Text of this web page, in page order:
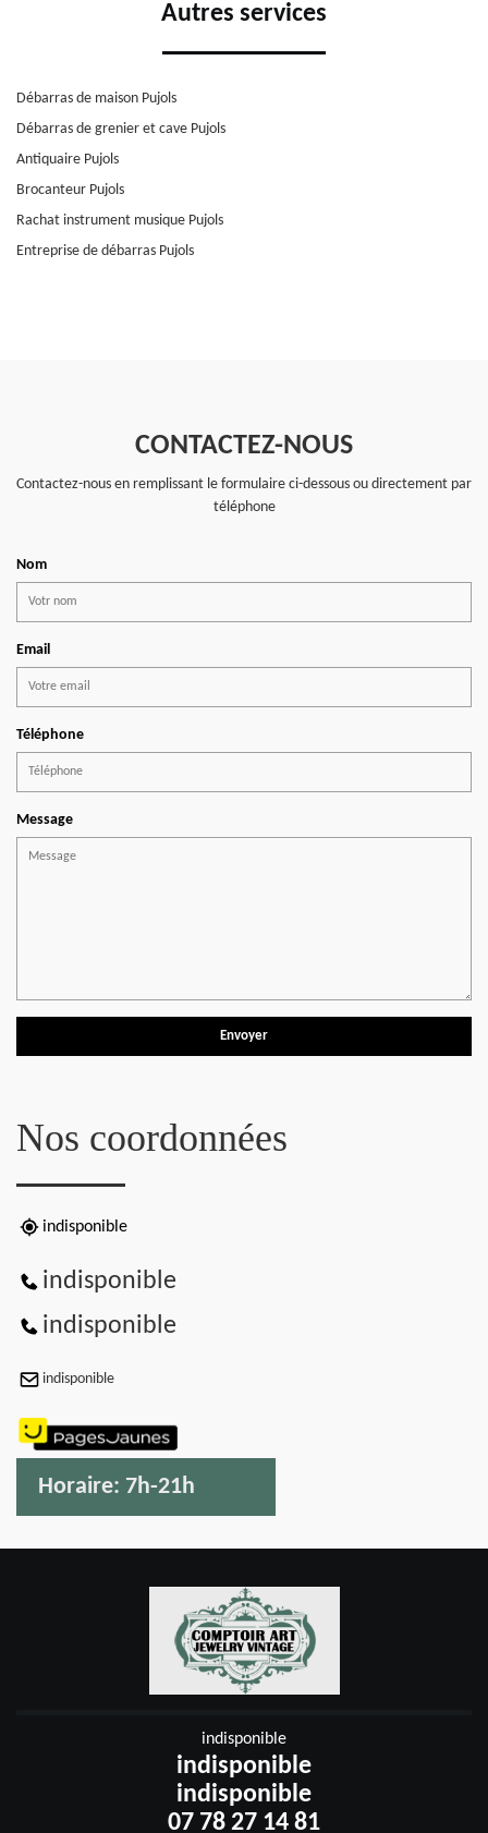
Autres services
Débarras de maison Pujols
Débarras de grenier et cave Pujols
Antiquaire Pujols
Brocanteur Pujols
Rachat instrument musique Pujols
Entreprise de débarras Pujols
CONTACTEZ-NOUS
Contactez-nous en remplissant le formulaire ci-dessous ou directement par
téléphone
Nom
Email
Téléphone
Message
Nos coordonnées
indisponible
indisponible
indisponible
indisponible
Horaire: 7h-21h
indisponible
indisponible
indisponible
07 78 27 14 81